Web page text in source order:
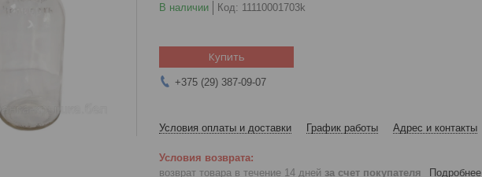
В наличии Код: 11110001703k
Купить
+375 (29) 387-09-07
Условия оплаты и доставки График работы Адрес и контакты
возврат товара в течение 14 дней за счет покупателя Подробнее